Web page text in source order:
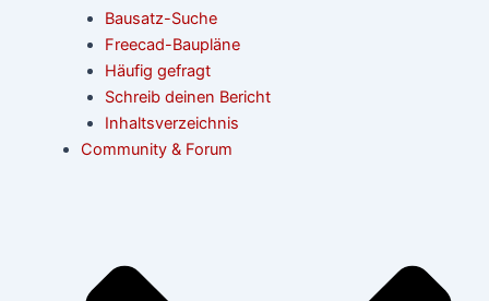
Bausatz-Suche
Freecad-Baupläne
Häufig gefragt
Schreib deinen Bericht
Inhaltsverzeichnis
Community & Forum